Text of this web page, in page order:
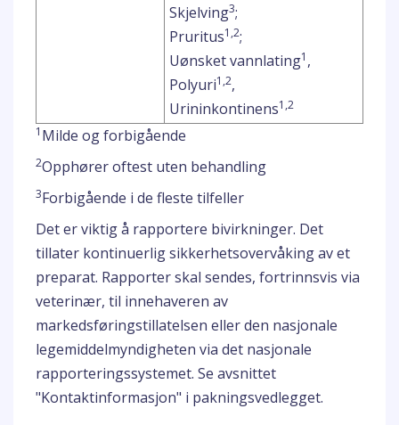
Skjelving3;
Pruritus1,2;
Uønsket vannlating1 ,
Polyuri1,2,
Urininkontinens1,2
1 Milde og forbigående
2Opphører oftest uten behandling
3Forbigående i de fleste tilfeller
Det er viktig å rapportere bivirkninger. Det
tillater kontinuerlig sikkerhetsovervåking av et
preparat. Rapporter skal sendes, fortrinnsvis via
veterinær, til innehaveren av
markedsføringstillatelsen eller den nasjonale
legemiddelmyndigheten via det nasjonale
rapporteringssystemet. Se avsnittet
"Kontaktinformasjon" i pakningsvedlegget.